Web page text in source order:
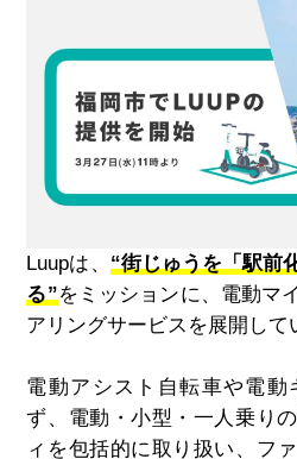
Luupは、 “街じゅうを「駅前
る”をミッションに、電動マ
アリングサービスを展開して
電動アシスト自転車や電動
ず、電動・小型・一人乗り
ィを包括的に取り扱い、フ